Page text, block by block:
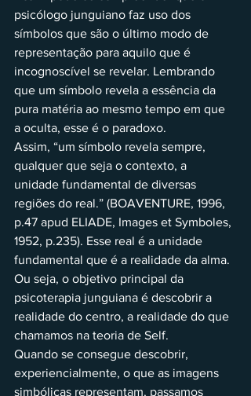
psicólogo junguiano faz uso dos
símbolos que são o último modo de
representação para aquilo que é
incognoscível se revelar. Lembrando
que um símbolo revela a essência da
pura matéria ao mesmo tempo em que
a oculta, esse é o paradoxo.
Assim, “um símbolo revela sempre,
qualquer que seja o contexto, a
unidade fundamental de diversas
regiões do real.” (BOAVENTURE, 1996,
p.47 apud ELIADE, Images et Symboles,
1952, p.235). Esse real é a unidade
fundamental que é a realidade da alma.
Ou seja, o objetivo principal da
psicoterapia junguiana é descobrir a
realidade do centro, a realidade do que
chamamos na teoria de Self.
Quando se consegue descobrir,
experiencialmente, o que as imagens
simbólicas representam, passamos